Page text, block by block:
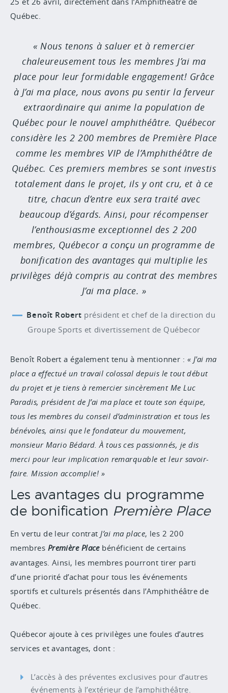
Québec.
Nous tenons à saluer et à remercier
chaleureusement tous les membres J’ai ma
place pour leur formidable engagement! Grâce
à J’ai ma place, nous avons pu sentir la ferveur
extraordinaire qui anime la population de
Québec pour le nouvel amphithéâtre. Québecor
considère les 2 200 membres de Première Place
comme les membres VIP de l’Amphithéâtre de
Québec. Ces premiers membres se sont investis
totalement dans le projet, ils y ont cru, et à ce
titre, chacun d’entre eux sera traité avec
beaucoup d’égards. Ainsi, pour récompenser
l’enthousiasme exceptionnel des 2 200
membres, Québecor a conçu un programme de
bonification des avantages qui multiplie les
privilèges déjà compris au contrat des membres
J’ai ma place.
Benoît Robert président et chef de la direction du
Groupe Sports et divertissement de Québecor
Benoît Robert a également tenu à mentionner :
J'ai ma
place a effectué un travail colossal depuis le tout début
du projet et je tiens à remercier sincèrement Me Luc
Paradis, président de J’ai ma place et toute son équipe,
tous les membres du conseil d’administration et tous les
bénévoles, ainsi que le fondateur du mouvement,
monsieur Mario Bédard. À tous ces passionnés, je dis
merci pour leur implication remarquable et leur savoir-
faire. Mission accomplie!
Les avantages du programme
de bonification Première Place
En vertu de leur contrat J’ai ma place, les 2 200
membres Première Place bénéficient de certains
avantages. Ainsi, les membres pourront tirer parti
d’une priorité d’achat pour tous les événements
sportifs et culturels présentés dans l’Amphithéâtre de
Québec.
Québecor ajoute à ces privilèges une foules d’autres
services et avantages, dont :
L’accès à des préventes exclusives pour d’autres
événements à l’extérieur de l’amphithéâtre.